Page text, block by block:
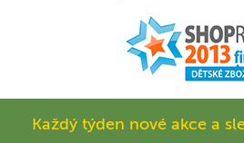
Každý týden nové akce a